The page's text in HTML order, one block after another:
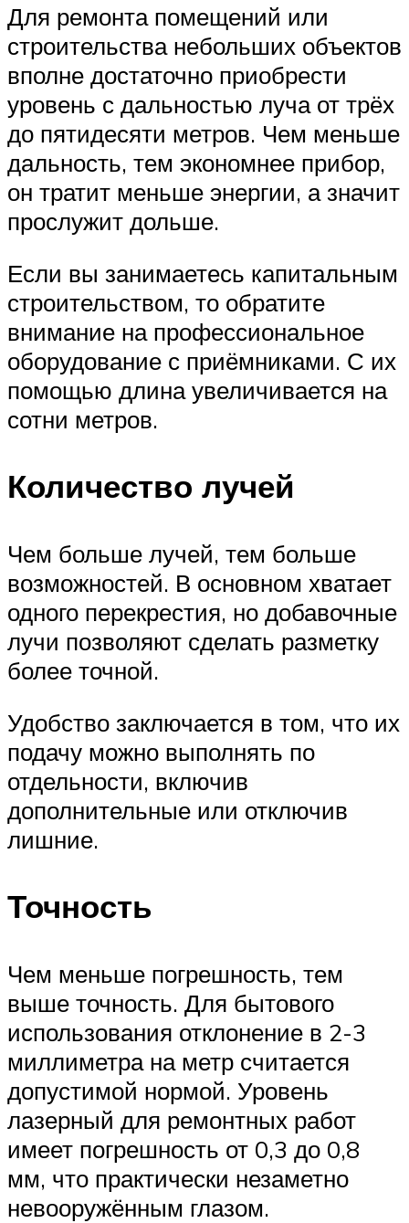
Для ремонта помещений или
строительства небольших объектов
вполне достаточно приобрести
уровень с дальностью луча от трёх
до пятидесяти метров. Чем меньше
дальность, тем экономнее прибор,
он тратит меньше энергии, а значит
прослужит дольше.
Если вы занимаетесь капитальным
строительством, то обратите
внимание на профессиональное
оборудование с приёмниками. С их
помощью длина увеличивается на
сотни метров.
Количество лучей
Чем больше лучей, тем больше
возможностей. В основном хватает
одного перекрестия, но добавочные
лучи позволяют сделать разметку
более точной.
Удобство заключается в том, что их
подачу можно выполнять по
отдельности, включив
дополнительные или отключив
лишние.
Точность
Чем меньше погрешность, тем
выше точность. Для бытового
использования отклонение в 2-3
миллиметра на метр считается
допустимой нормой. Уровень
лазерный для ремонтных работ
имеет погрешность от 0,3 до 0,8
мм, что практически незаметно
невооружённым глазом.